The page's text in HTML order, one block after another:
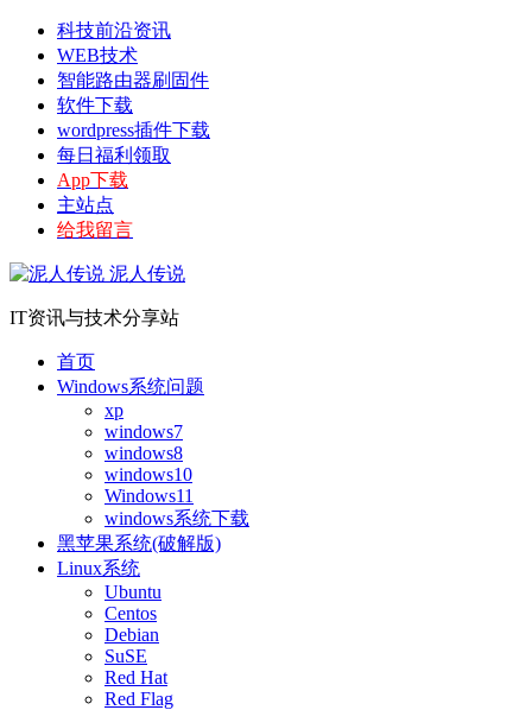
科技前沿资讯
WEB技术
智能路由器刷固件
软件下载
wordpress插件下载
每日福利领取
App下载
主站点
给我留言
泥人传说
IT资讯与技术分享站
首页
Windows系统问题
xp
windows7
windows8
windows10
Windows11
windows系统下载
黑苹果系统(破解版)
Linux系统
Ubuntu
Centos
Debian
SuSE
Red Hat
Red Flag